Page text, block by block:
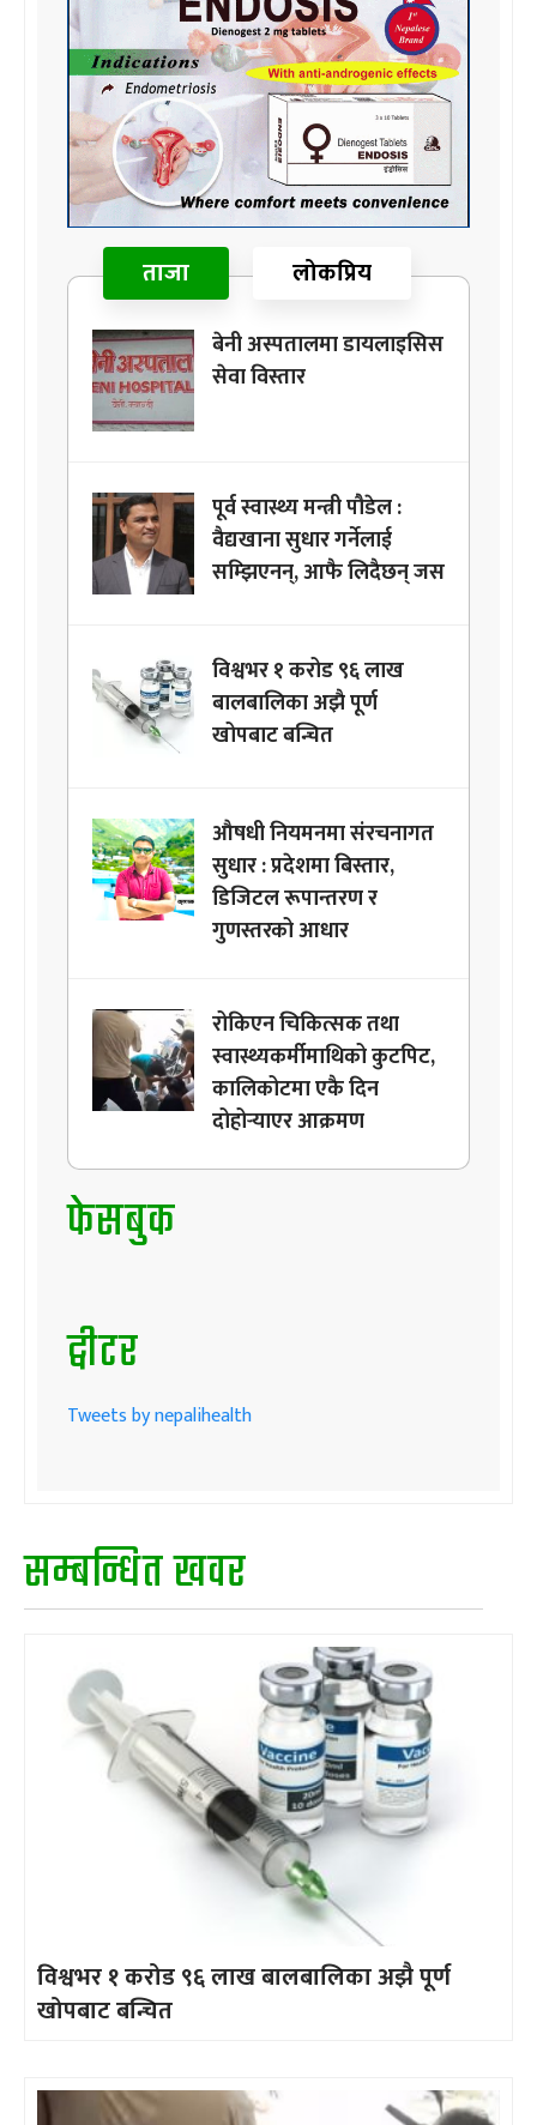
ताजा लोकप्रिय
बेनी अस्पतालमा डायलाइसिस
सेवा विस्तार
पूर्व स्वास्थ्य मन्त्री पौडेल :
वैद्यखाना सुधार गर्नेलाई
सम्झिएनन्, आफै लिदैछन् जस
विश्वभर १ करोड ९६ लाख
बालबालिका अझै पूर्ण
खोपबाट बन्चित
औषधी नियमनमा संरचनागत
सुधार : प्रदेशमा बिस्तार,
डिजिटल रूपान्तरण र
गुणस्तरको आधार
रोकिएन चिकित्सक तथा
स्वास्थ्यकर्मीमाथिको कुटपिट,
कालिकोटमा एकै दिन
दोहोर्‍याएर आक्रमण
फेसबुक
ट्वीटर
Tweets by nepalihealth
सम्बन्धित खवर
विश्वभर १ करोड ९६ लाख बालबालिका अझै पूर्ण
खोपबाट बन्चित